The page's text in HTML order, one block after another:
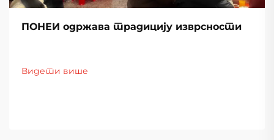
ПОНЕИ одржава традицију изврсности
Видети више